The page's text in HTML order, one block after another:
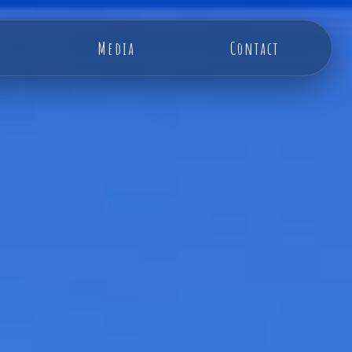
Media Contact